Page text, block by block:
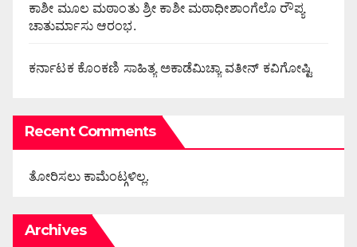
ಕಾಶೀ ಮೂಲ ಮಠಾಂತು ಶ್ರೀ ಕಾಶೀ ಮಠಾಧೀಶಾಂಗೆಲೊ ರೌಪ್ಯ
ಚಾತುರ್ಮಾಸು ಆರಂಭ.
ಕರ್ನಾಟಕ ಕೊಂಕಣಿ ಸಾಹಿತ್ಯ ಅಕಾಡೆಮಿಚ್ಯಾ ವತೀನ್ ಕವಿಗೋಷ್ಟಿ
Recent Comments
ತೋರಿಸಲು ಕಾಮೆಂಟ್ಗಳಿಲ್ಲ.
Archives